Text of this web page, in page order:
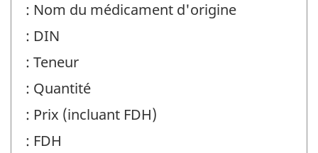
: Nom du médicament d'origine
: DIN
: Teneur
: Quantité
: Prix (incluant FDH)
: FDH